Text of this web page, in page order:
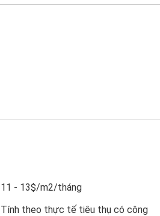
11 - 13$/m2/tháng
Tính theo thực tế tiêu thụ có công